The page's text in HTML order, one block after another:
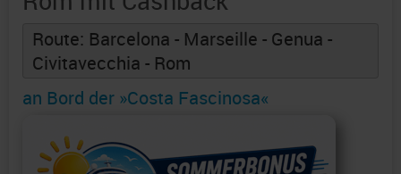
Route: Barcelona - Marseille - Genua -
Civitavecchia - Rom
an Bord der »Costa Fascinosa«